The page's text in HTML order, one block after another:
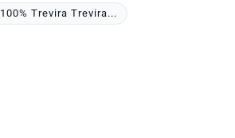
100% Trevira Trevira...